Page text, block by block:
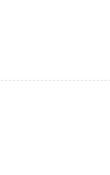
关部门批准后方可